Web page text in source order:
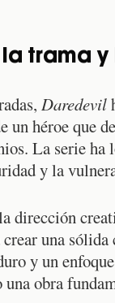
trama
Daredevil
un héroe que
La serie
y la
dirección
crear una
y un
una obra